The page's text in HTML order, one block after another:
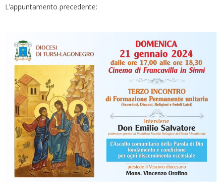
L’appuntamento precedente: